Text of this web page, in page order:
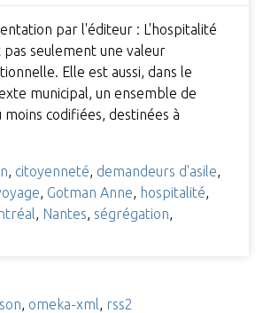
par l'éditeur : L'hospitalité
pas seulement une valeur
Elle est aussi, dans le
municipal, un ensemble de
codifiées, destinées à
, citoyenneté, demandeurs d'asile,
, Gotman Anne, hospitalité,
, Nantes, ségrégation,
, omeka-xml, rss2